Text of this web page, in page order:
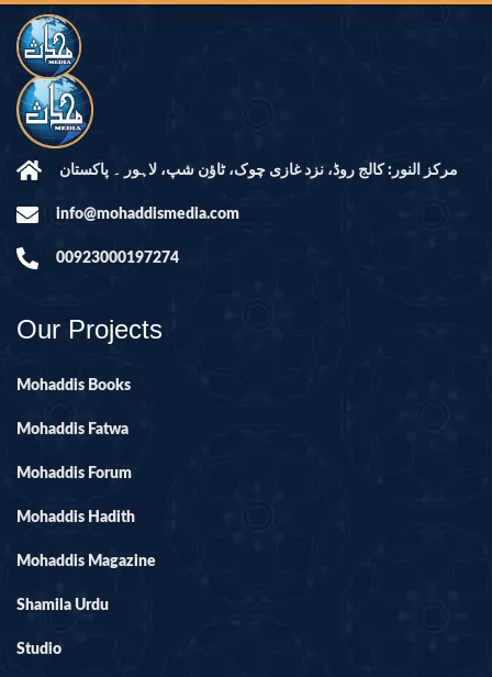
مرکز النور: کالج روڈ، نزد غازی چوک، ٹاؤن شپ، لاہور ۔ پاکستان
info@mohaddismedia.com
00923000197274
Our Projects
Mohaddis Books
Mohaddis Fatwa
Mohaddis Forum
Mohaddis Hadith
Mohaddis Magazine
Shamila Urdu
Studio